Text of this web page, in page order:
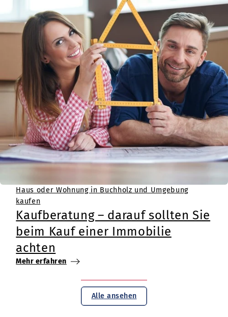
Haus oder Wohnung in Buchholz und Umgebung
kaufen
Kaufberatung – darauf sollten Sie
beim Kauf einer Immobilie
achten
Mehr erfahren
Alle ansehen